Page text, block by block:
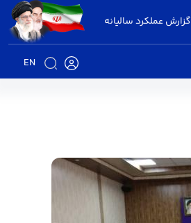
گزارش عملکرد سالیانه
EN